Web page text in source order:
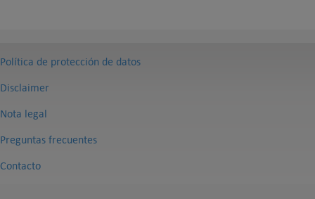
Política de protección de datos
Disclaimer
Nota legal
Preguntas frecuentes
Contacto